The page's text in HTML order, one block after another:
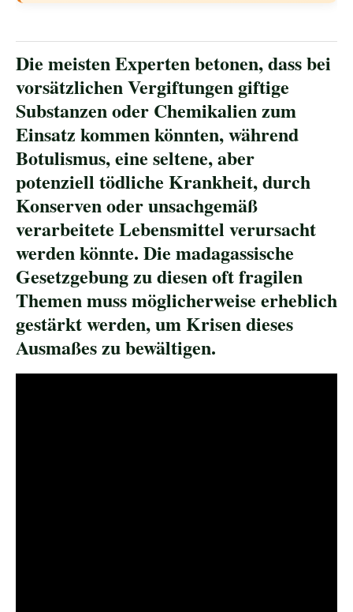
Die meisten Experten betonen, dass bei
vorsätzlichen Vergiftungen giftige
Substanzen oder Chemikalien zum
Einsatz kommen könnten, während
Botulismus, eine seltene, aber
potenziell tödliche Krankheit, durch
Konserven oder unsachgemäß
verarbeitete Lebensmittel verursacht
werden könnte. Die madagassische
Gesetzgebung zu diesen oft fragilen
Themen muss möglicherweise erheblich
gestärkt werden, um Krisen dieses
Ausmaßes zu bewältigen.